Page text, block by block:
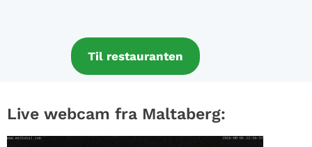
Til restauranten
Live webcam fra Maltaberg: